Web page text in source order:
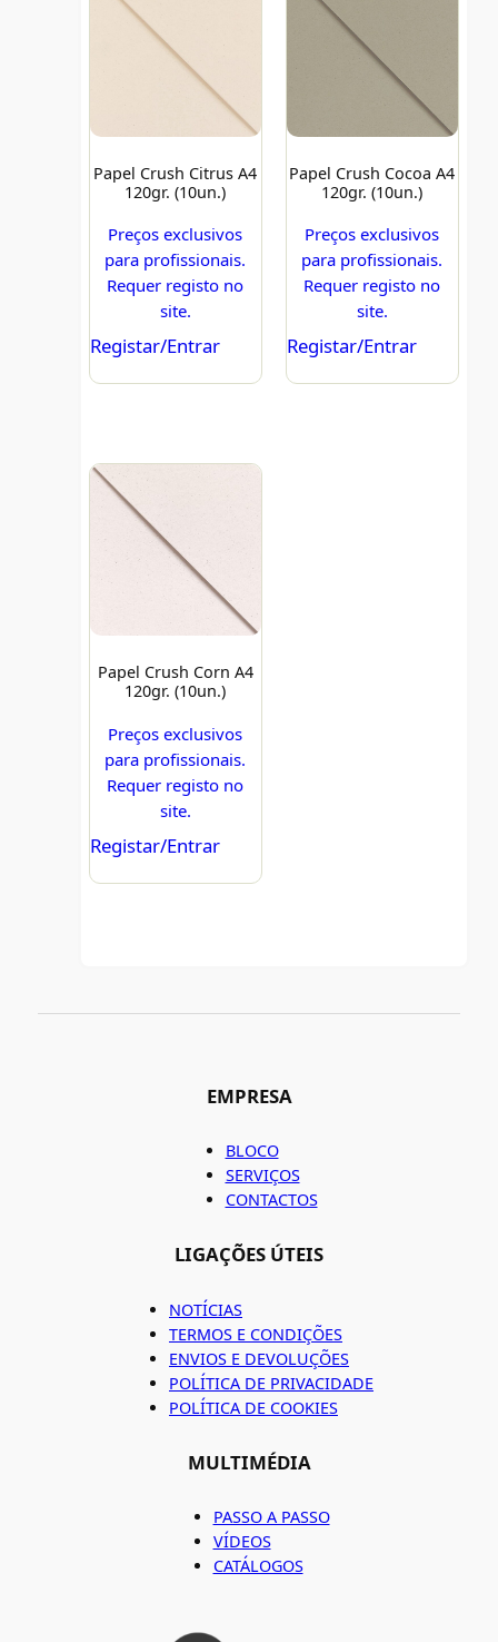
Papel Crush Citrus A4
120gr. (10un.)
Preços exclusivos
para profissionais.
Requer registo no
site.
Registar/Entrar
Papel Crush Cocoa A4
120gr. (10un.)
Preços exclusivos
para profissionais.
Requer registo no
site.
Registar/Entrar
Papel Crush Corn A4
120gr. (10un.)
Preços exclusivos
para profissionais.
Requer registo no
site.
Registar/Entrar
EMPRESA
BLOCO
SERVIÇOS
CONTACTOS
LIGAÇÕES ÚTEIS
NOTÍCIAS
TERMOS E CONDIÇÕES
ENVIOS E DEVOLUÇÕES
POLÍTICA DE PRIVACIDADE
POLÍTICA DE COOKIES
MULTIMÉDIA
PASSO A PASSO
VÍDEOS
CATÁLOGOS